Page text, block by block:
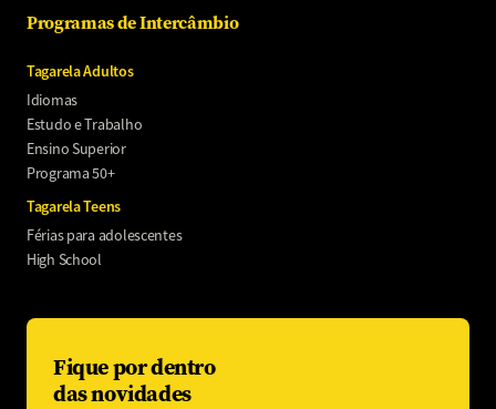
Programas de Intercâmbio
Tagarela Adultos
Idiomas
Estudo e Trabalho
Ensino Superior
Programa 50+
Tagarela Teens
Férias para adolescentes
High School
Fique por dentro
das novidades